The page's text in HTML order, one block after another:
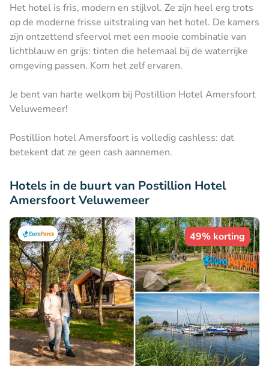
Het hotel is fris, modern en stijlvol. Ze zijn heel erg trots
op de moderne frisse uitstraling van het hotel. De kamers
zijn ontzettend sfeervol met een mooie combinatie van
lichtblauw en grijs: tinten die helemaal bij de waterrijke
omgeving passen. Kom het zelf ervaren.
Je bent van harte welkom bij Postillion Hotel Amersfoort
Veluwemeer!
Postillion hotel Amersfoort is volledig cashless: dat
betekent dat ze geen cash aannemen.
Hotels in de buurt van Postillion Hotel
Amersfoort Veluwemeer
49% korting